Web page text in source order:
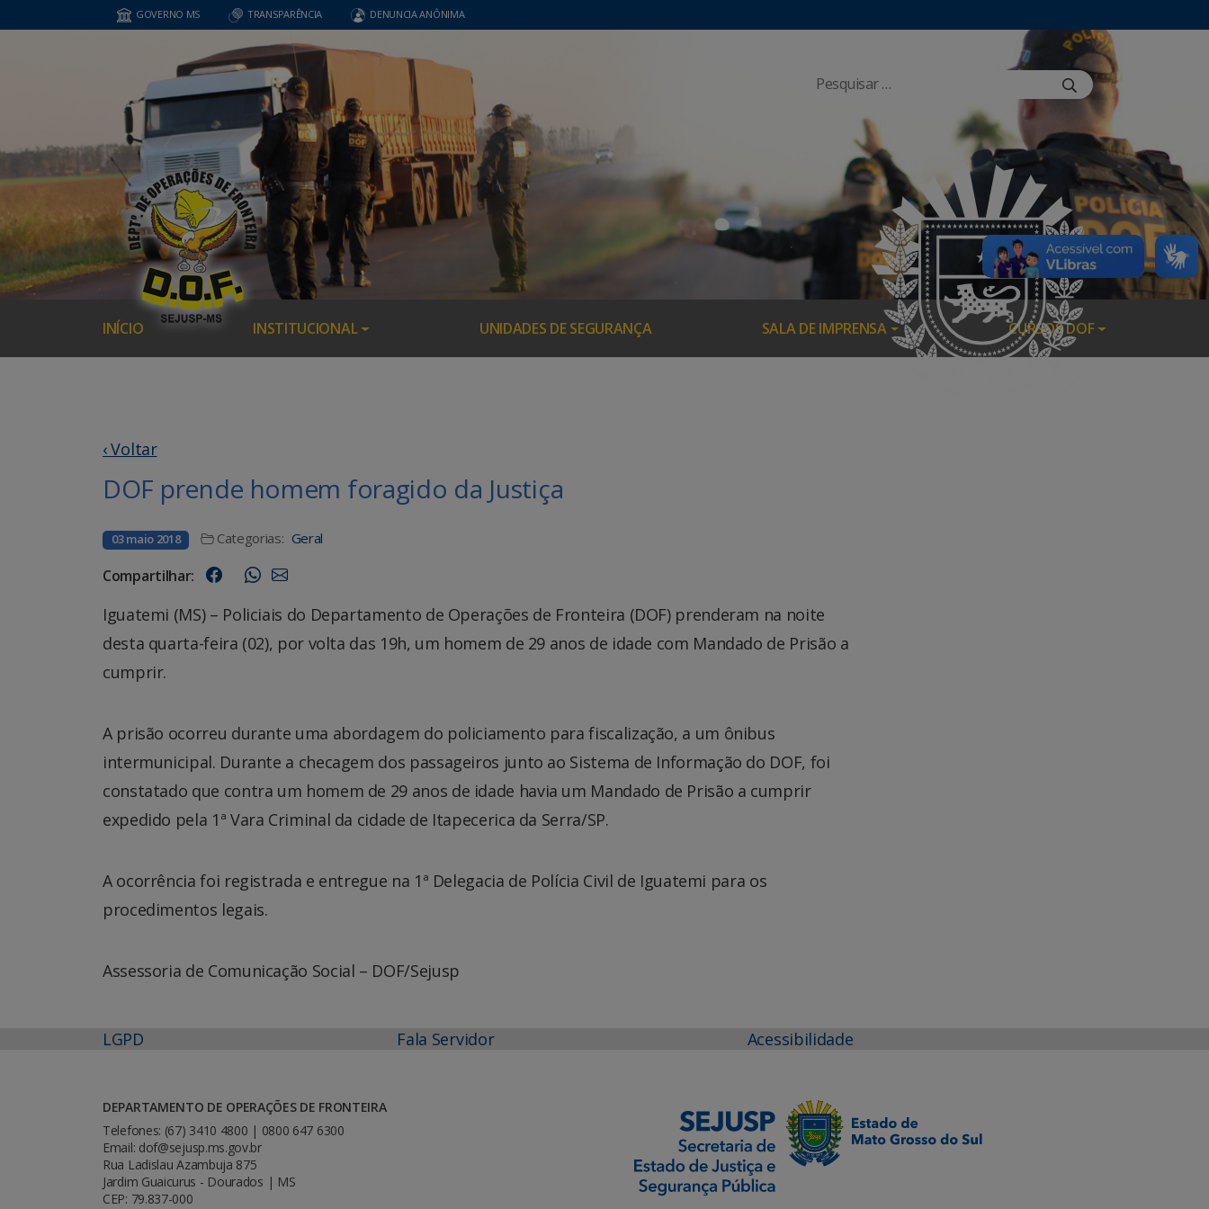
GOVERNO MS TRANSPARÊNCIA DENUNCIA ANÔNIMA
INÍCIO INSTITUCIONAL UNIDADES DE SEGURANÇA SALA DE IMPRENSA CURSOS DOF
‹ Voltar
DOF prende homem foragido da Justiça
03 maio 2018 Categorias: Geral
Compartilhar:
Iguatemi (MS) – Policiais do Departamento de Operações de Fronteira (DOF) prenderam na noite
desta quarta-feira (02), por volta das 19h, um homem de 29 anos de idade com Mandado de Prisão a
cumprir.
A prisão ocorreu durante uma abordagem do policiamento para fiscalização, a um ônibus
intermunicipal. Durante a checagem dos passageiros junto ao Sistema de Informação do DOF, foi
constatado que contra um homem de 29 anos de idade havia um Mandado de Prisão a cumprir
expedido pela 1ª Vara Criminal da cidade de Itapecerica da Serra/SP.
A ocorrência foi registrada e entregue na 1ª Delegacia de Polícia Civil de Iguatemi para os
procedimentos legais.
Assessoria de Comunicação Social – DOF/Sejusp
LGPD Fala Servidor Acessibilidade
DEPARTAMENTO DE OPERAÇÕES DE FRONTEIRA
Telefones: (67) 3410 4800 | 0800 647 6300
Email: dof@sejusp.ms.gov.br
Rua Ladislau Azambuja 875
Jardim Guaicurus - Dourados | MS
CEP: 79.837-000